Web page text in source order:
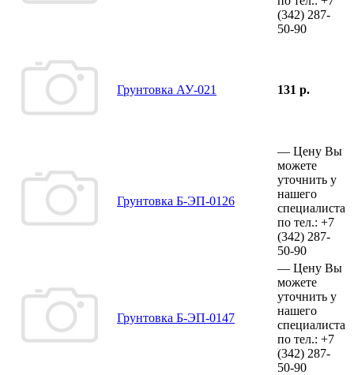
(342) 287-
50-90
Грунтовка АУ-021 131 р.
Грунтовка Б-ЭП-0126
— Цену Вы
можете
уточнить у
нашего
специалиста
по тел.: +7
(342) 287-
50-90
Грунтовка Б-ЭП-0147
— Цену Вы
можете
уточнить у
нашего
специалиста
по тел.: +7
(342) 287-
50-90